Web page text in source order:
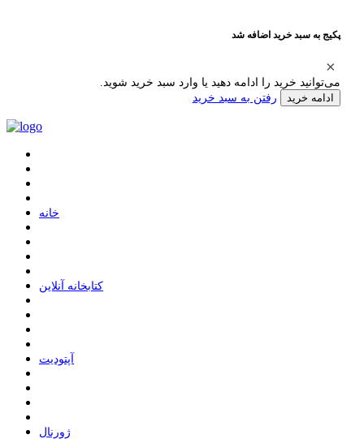
پکیج به سبد خرید اضافه شد
می‌توانید خرید را ادامه دهید یا وارد سبد خرید شوید.
ادامه خرید رفتن به سبد خرید
ﺧﺎﻧﻪ
ﮐﺘﺎﺑﺨﺎﻧﻪ ﺁﻧﻼﯾﻦ
ﺁﭘﺘﻮﺩﯾﺖ
ﮊﻭﺭﻧﺎﻝ